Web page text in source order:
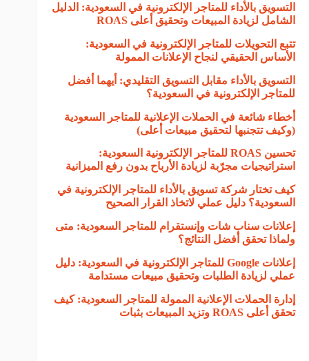
التسويق بالأداء للمتاجر الإلكترونية في السعودية: الدليل
الشامل لزيادة المبيعات وتحقيق أعلى ROAS
تتبع التحويلات للمتاجر الإلكترونية في السعودية:
الأساس الحقيقي لنجاح الإعلانات الممولة
التسويق بالأداء مقابل التسويق التقليدي: أيهما أفضل
للمتاجر الإلكترونية في السعودية؟
أخطاء شائعة في الحملات الإعلانية للمتاجر السعودية
(وكيف تتجنبها لتحقيق مبيعات أعلى)
تحسين ROAS للمتاجر الإلكترونية السعودية:
استراتيجيات مجرّبة لزيادة الأرباح بدون رفع الميزانية
كيف تختار شركة تسويق بالأداء للمتاجر الإلكترونية في
السعودية؟ دليل عملي لاتخاذ القرار الصحيح
إعلانات سناب شات وإنستقرام للمتاجر السعودية: متى
ولماذا تحقق أفضل النتائج؟
إعلانات Google للمتاجر الإلكترونية في السعودية: دليل
عملي لزيادة الطلبات وتحقيق مبيعات مستدامة
إدارة الحملات الإعلانية الممولة للمتاجر السعودية: كيف
تحقق أعلى ROAS وتزيد المبيعات بثبات